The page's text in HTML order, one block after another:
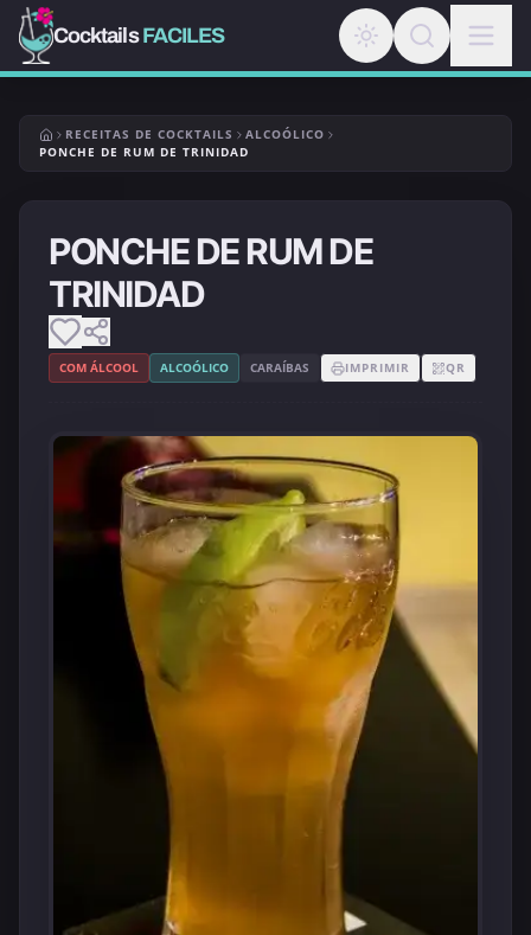
CocktailsFACILES
RECEITAS DE COCKTAILS
ALCOÓLICO
PONCHE DE RUM DE TRINIDAD
PONCHE DE RUM DE
TRINIDAD
COM ÁLCOOL ALCOÓLICO CARAÍBAS IMPRIMIR QR